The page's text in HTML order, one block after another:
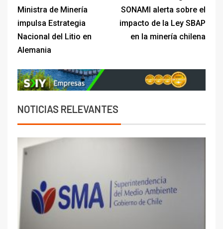
Ministra de Minería
impulsa Estrategia
Nacional del Litio en
Alemania
SONAMI alerta sobre el
impacto de la Ley SBAP
en la minería chilena
NOTICIAS RELEVANTES